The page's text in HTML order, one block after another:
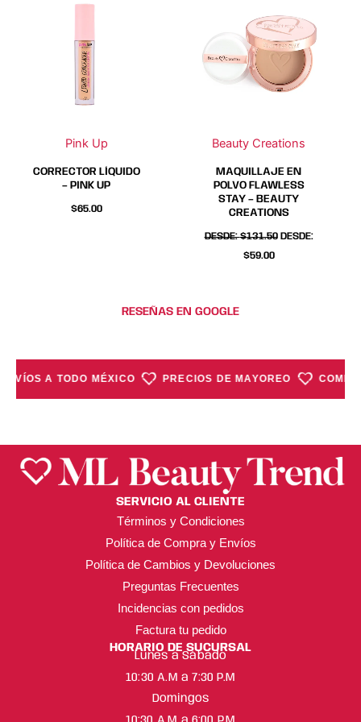
Pink Up
producto
múltiples
variantes.
Las
opciones
pueden
elegir
en
la
CORRECTOR LÍQUIDO
– PINK UP
$65.00
pueden
elegir
en
la
Beauty Creations
tiene
múltiples
variantes.
Las
pueden
elegir
en
la
de
producto
MAQUILLAJE EN
POLVO FLAWLESS
STAY – BEAUTY
CREATIONS
DESDE:$131.50 DESDE:
$59.00
tiene
múltiples
variantes.
Las
pueden
elegir
en
la
de
producto
RESEÑAS EN GOOGLE
A TODO MÉXICO PRECIOS DE MAYOREO
SERVICIO AL CLIENTE
Términos y Condiciones
Política de Compra y Envíos
Política de Cambios y Devoluciones
Preguntas Frecuentes
Incidencias con pedidos
Factura tu pedido
HORARIO DE SUCURSAL
Lunes a Sábado
10:30 A.M a 7:30 P.M
Domingos